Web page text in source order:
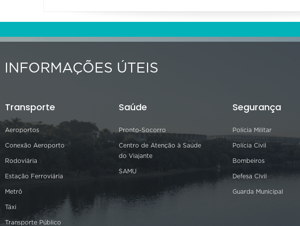
INFORMAÇÕES ÚTEIS
Transporte
Aeroportos
Conexão Aeroporto
Rodoviária
Estação Ferroviária
Metrô
Táxi
Transporte Público
Saúde
Pronto-Socorro
Centro de Atenção à Saúde
do Viajante
SAMU
Segurança
Polícia Militar
Polícia Civil
Bombeiros
Defesa Civil
Guarda Municipal